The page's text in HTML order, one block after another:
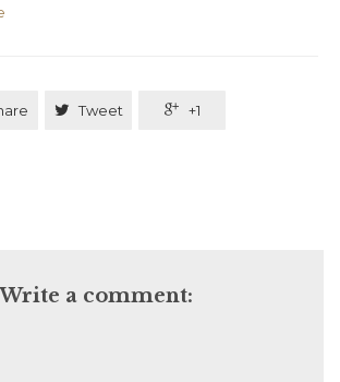
 Tweet  +1
Write a comment: